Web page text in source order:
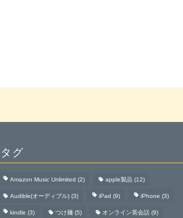
タグ
Amazon Music Unlimited (2) apple製品 (12)
Audible(オーディブル) (3) iPad (9) iPhone (3)
kindle (3) つけ麺 (5) オンライン英会話 (9)